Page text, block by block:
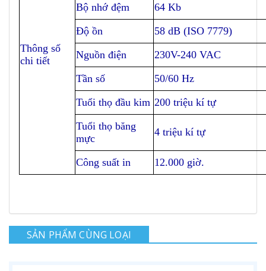
Thông số
chi tiết
Bộ nhớ đệm
64 Kb
Độ ồn
58 dB (ISO 7779)
Nguồn điện
230V-240 VAC
Tần số
50/60 Hz
Tuổi thọ đầu kim 200 triệu kí tự
Tuổi thọ băng
mực
4 triệu kí tự
Công suất in 12.000 giờ.
SẢN PHẨM CÙNG LOẠI